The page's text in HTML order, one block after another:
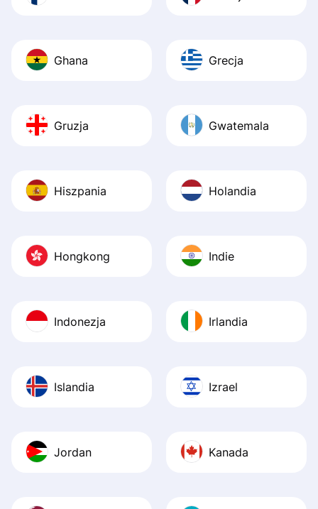
Ghana Grecja
Gruzja Gwatemala
Hiszpania Holandia
Hongkong Indie
Indonezja Irlandia
Islandia Izrael
Jordan Kanada